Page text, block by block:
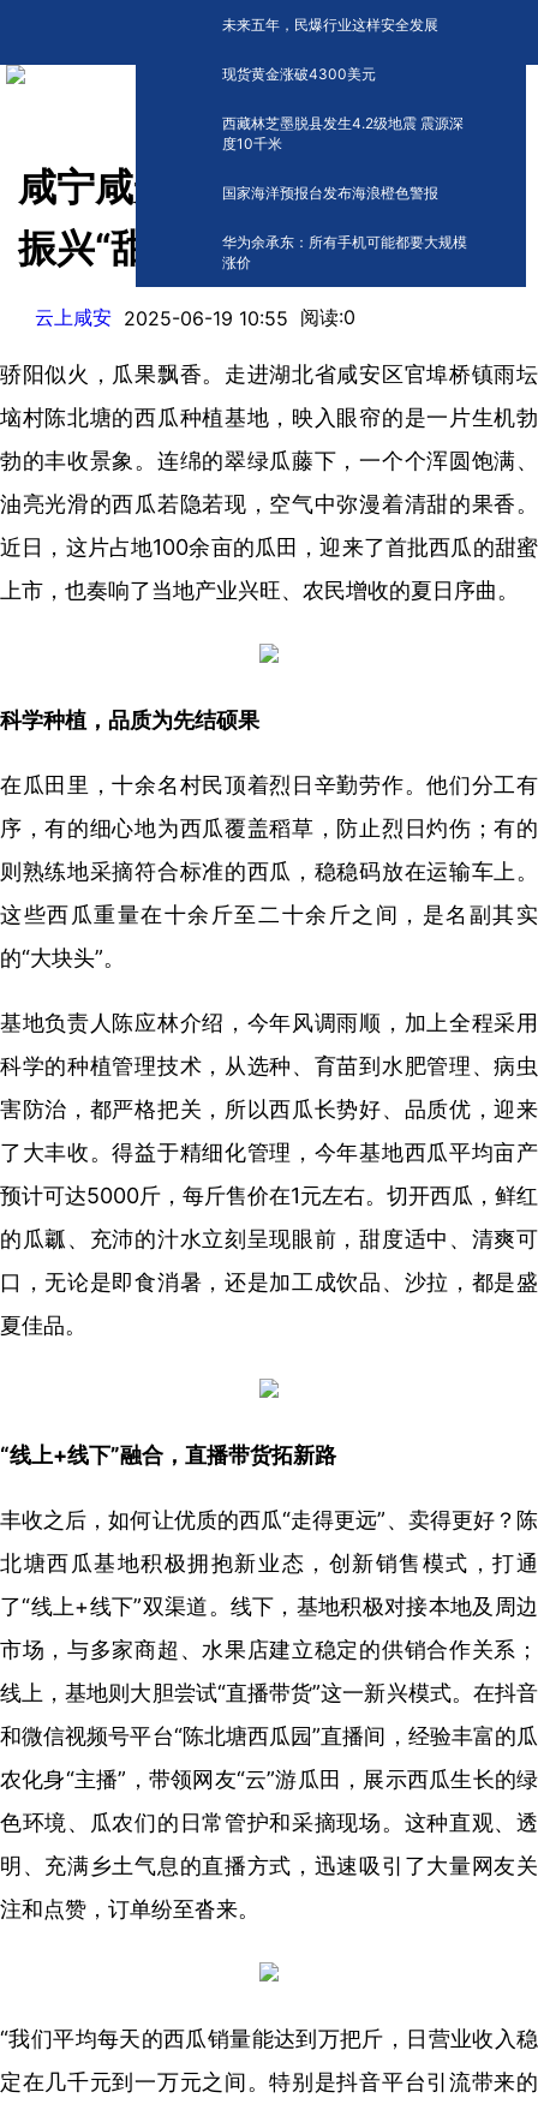
未来五年，民爆行业这样安全发展
现货黄金涨破4300美元
西藏林芝墨脱县发生4.2级地震 震源深
度10千米
国家海洋预报台发布海浪橙色警报
华为余承东：所有手机可能都要大规模
涨价
咸宁咸安：百亩瓜田结出乡村
振兴“甜蜜果”
云上咸安 2025-06-19 10:55 阅读:0
骄阳似火，瓜果飘香。走进湖北省咸安区官埠桥镇雨坛
垴村陈北塘的西瓜种植基地，映入眼帘的是一片生机勃
勃的丰收景象。连绵的翠绿瓜藤下，一个个浑圆饱满、
油亮光滑的西瓜若隐若现，空气中弥漫着清甜的果香。
近日，这片占地100余亩的瓜田，迎来了首批西瓜的甜蜜
上市，也奏响了当地产业兴旺、农民增收的夏日序曲。
科学种植，品质为先结硕果
在瓜田里，十余名村民顶着烈日辛勤劳作。他们分工有
序，有的细心地为西瓜覆盖稻草，防止烈日灼伤；有的
则熟练地采摘符合标准的西瓜，稳稳码放在运输车上。
这些西瓜重量在十余斤至二十余斤之间，是名副其实
的“大块头”。
基地负责人陈应林介绍，今年风调雨顺，加上全程采用
科学的种植管理技术，从选种、育苗到水肥管理、病虫
害防治，都严格把关，所以西瓜长势好、品质优，迎来
了大丰收。得益于精细化管理，今年基地西瓜平均亩产
预计可达5000斤，每斤售价在1元左右。切开西瓜，鲜红
的瓜瓤、充沛的汁水立刻呈现眼前，甜度适中、清爽可
口，无论是即食消暑，还是加工成饮品、沙拉，都是盛
夏佳品。
“线上+线下”融合，直播带货拓新路
丰收之后，如何让优质的西瓜“走得更远”、卖得更好？陈
北塘西瓜基地积极拥抱新业态，创新销售模式，打通
了“线上+线下”双渠道。线下，基地积极对接本地及周边
市场，与多家商超、水果店建立稳定的供销合作关系；
线上，基地则大胆尝试“直播带货”这一新兴模式。在抖音
和微信视频号平台“陈北塘西瓜园”直播间，经验丰富的瓜
农化身“主播”，带领网友“云”游瓜田，展示西瓜生长的绿
色环境、瓜农们的日常管护和采摘现场。这种直观、透
明、充满乡土气息的直播方式，迅速吸引了大量网友关
注和点赞，订单纷至沓来。
“我们平均每天的西瓜销量能达到万把斤，日营业收入稳
定在几千元到一万元之间。特别是抖音平台引流带来的